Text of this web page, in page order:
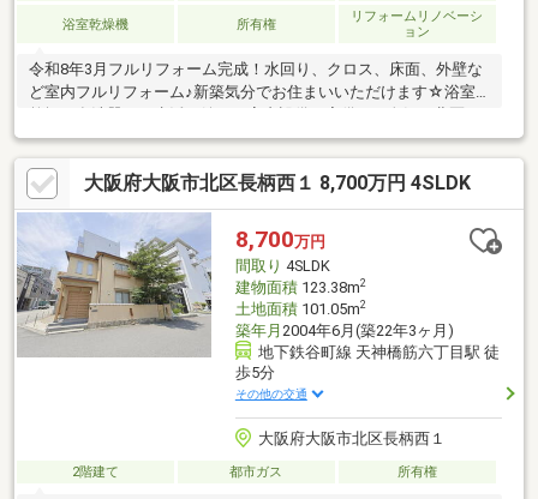
浴室乾燥機 所有権
リフォームリノベーシ
ョン
令和8年3月フルリフォーム完成！水回り、クロス、床面、外壁な
ど室内フルリフォーム♪新築気分でお住まいいただけます☆浴室
リア！アクセス良好3路線以上利用可！梅田エリアは徒歩圏内♪各
地へのアクセスもしやすく通勤・通学やお出かけにも便利☆スー
パー、ドラッグストアなど生活施設も徒歩圏内♪生活至便◎
大阪府大阪市北区長柄西１ 8,700万円 4SLDK
8,700万円
間取り 4SLDK
建物面積123.38m2
土地面積101.05m2
築年月 2004年6月(築22年3ヶ月)
地下鉄谷町線 天神橋筋六丁目駅 徒
歩5分
その他の交通
大阪府大阪市北区長柄西１
2階建て 都市ガス 所有権